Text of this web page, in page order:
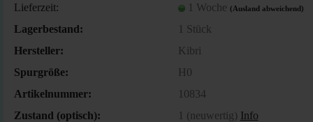
Lieferzeit:
1 Woche (Ausland abweichend)
Lagerbestand: 1 Stück
Hersteller:
Kibri
Spurgröße:
H0
Artikelnummer:
10834
Zustand (optisch):
1 (neuwertig) Info